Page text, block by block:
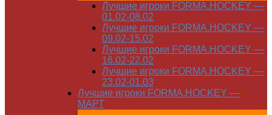
Лучшие игроки FORMA.HOCKEY —
01.02-08.02
Лучшие игроки FORMA.HOCKEY —
09.02-15.02
Лучшие игроки FORMA.HOCKEY —
16.02-22.02
Лучшие игроки FORMA.HOCKEY —
23.02-01.03
Лучшие игроки FORMA.HOCKEY —
МАРТ